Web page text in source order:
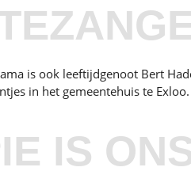
is ook leeftijdgenoot Bert
in het gemeentehuis te Exloo.
IS